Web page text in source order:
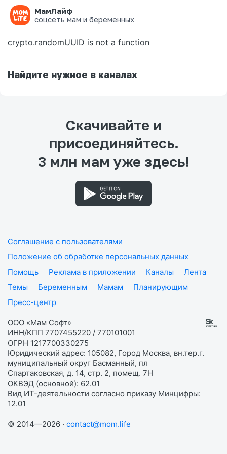
МамЛайф
соцсеть мам и беременных
Ошибка на странице
crypto.randomUUID is not a function
Найдите нужное в каналах
Скачивайте и
присоединяйтесь.
3 млн мам уже здесь!
Соглашение с пользователями
Положение об обработке персональных данных
Помощь
Реклама в приложении Каналы
Лента
Темы
Беременным Мамам
Планирующим
Пресс-центр
ООО «Мам Софт»
ИНН/КПП 7707455220 / 770101001
ОГРН 1217700330275
Юридический адрес: 105082, Город Москва, вн.тер.г.
муниципальный округ Басманный, пл
Спартаковская, д. 14, стр. 2, помещ. 7Н
ОКВЭД (основной): 62.01
Вид ИТ-деятельности согласно приказу Минцифры:
12.01
© 2014—2026 · contact@mom.life